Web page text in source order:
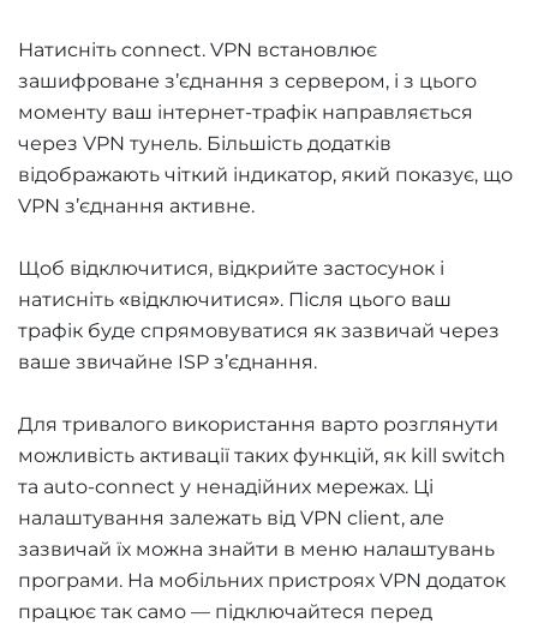
Натисніть connect. VPN встановлює
зашифроване з’єднання з сервером, і з цього
моменту ваш інтернет-трафік направляється
через VPN тунель. Більшість додатків
відображають чіткий індикатор, який показує, що
VPN з’єднання активне.
Щоб відключитися, відкрийте застосунок і
натисніть «відключитися». Після цього ваш
трафік буде спрямовуватися як зазвичай через
ваше звичайне ISP з’єднання.
Для тривалого використання варто розглянути
можливість активації таких функцій, як kill switch
та auto-connect у ненадійних мережах. Ці
налаштування залежать від VPN client, але
зазвичай їх можна знайти в меню налаштувань
програми. На мобільних пристроях VPN додаток
працює так само — підключайтеся перед